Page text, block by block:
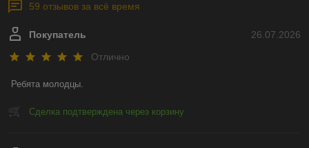
59 отзывов за всё время
26.07.2026
Покупатель
Отлично
Ребята молодцы.
Сделка подтверждена через корзину